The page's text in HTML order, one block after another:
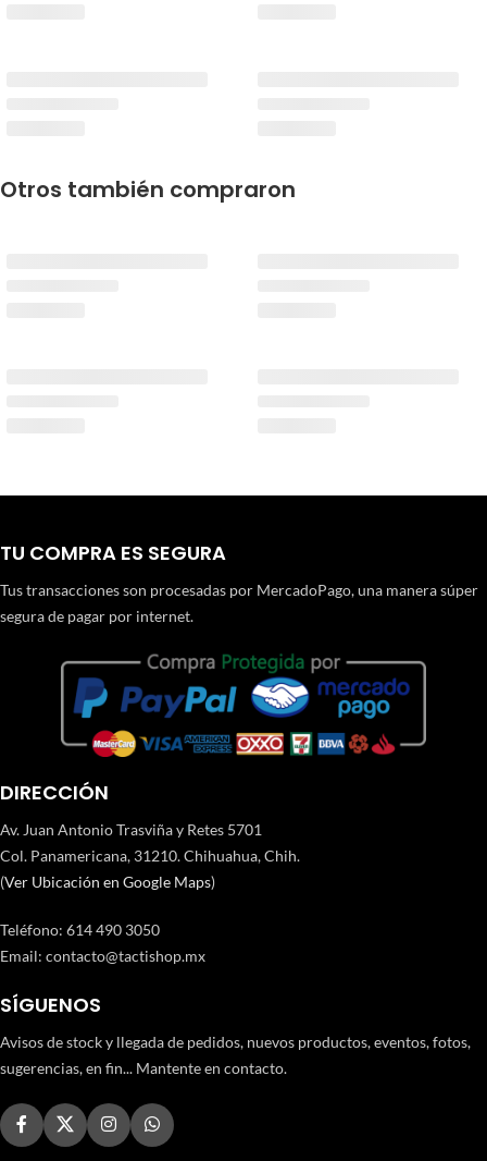
Otros también compraron
TU COMPRA ES SEGURA
Tus transacciones son procesadas por MercadoPago, una manera súper
segura de pagar por internet.
DIRECCIÓN
Av. Juan Antonio Trasviña y Retes 5701
Col. Panamericana, 31210. Chihuahua, Chih.
(Ver Ubicación en Google Maps)
Teléfono: 614 490 3050
Email: contacto@tactishop.mx
SÍGUENOS
Avisos de stock y llegada de pedidos, nuevos productos, eventos, fotos,
sugerencias, en fin... Mantente en contacto.